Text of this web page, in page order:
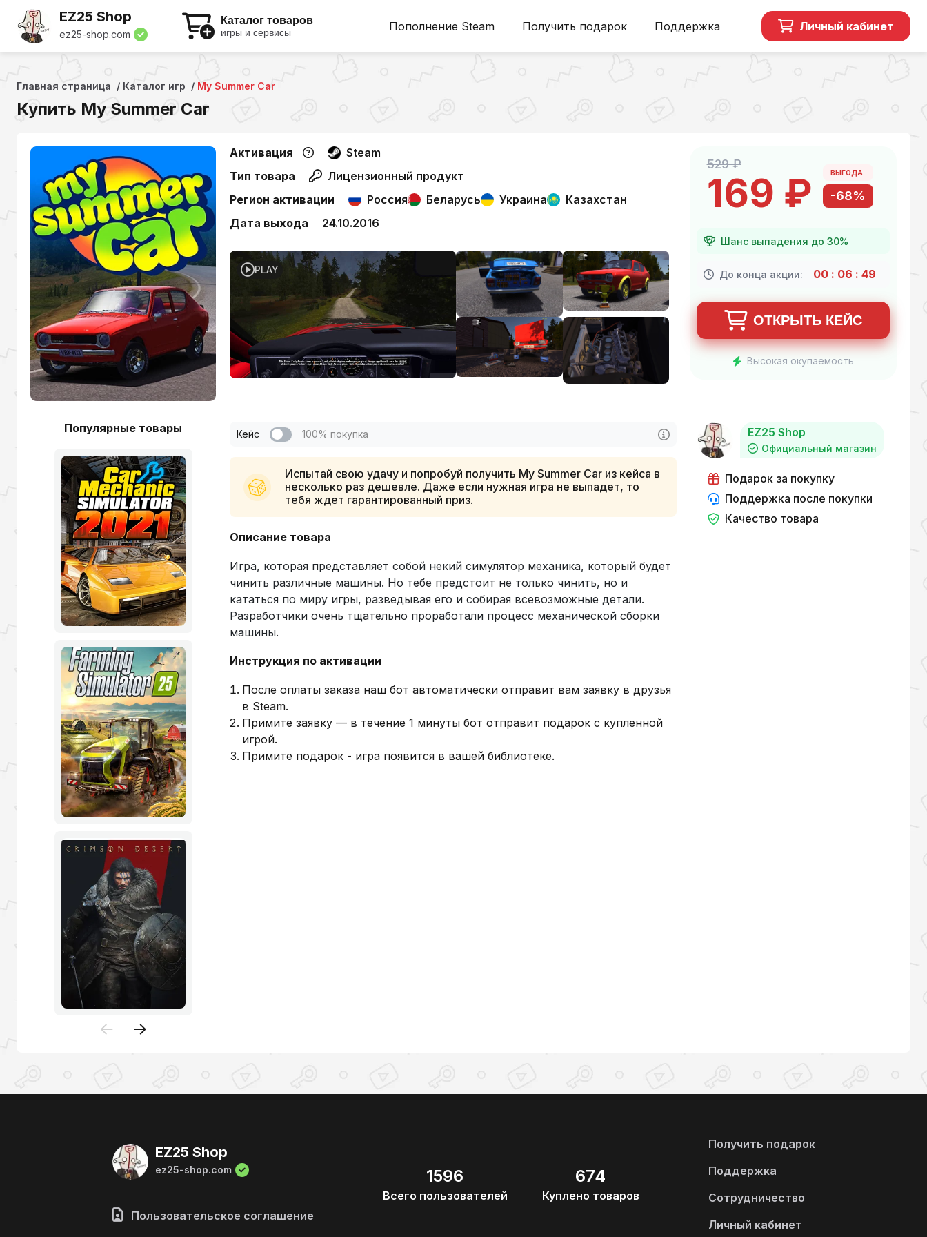
EZ25 Shop
ez25-shop.com
Каталог товаров
игры и сервисы Пополнение Steam Получить подарок Поддержка Личный кабинет
Главная страница Каталог игр My Summer Car
Купить My Summer Car
Активация
Steam
Тип товара
Лицензионный продукт
Регион активации
Россия Беларусь Украина
Казахстан
Дата выхода
24.10.2016
PLAY
529 ₽
169 ₽ ВЫГОДА
-68%
Шанс выпадения до 30%
До конца акции: 00 : 06 : 48
ОТКРЫТЬ КЕЙС
Высокая окупаемость
Популярные товары Кейс 100% покупка
Испытай свою удачу и попробуй получить My Summer Car из кейса в
несколько раз дешевле. Даже если нужная игра не выпадет, то
тебя ждет гарантированный приз.
Описание товара
Игра, которая представляет собой некий симулятор механика, который будет
чинить различные машины. Но тебе предстоит не только чинить, но и
кататься по миру игры, разведывая его и собирая всевозможные детали.
Разработчики очень тщательно проработали процесс механической сборки
машины.
Инструкция по активации
После оплаты заказа наш бот автоматически отправит вам заявку в друзья
в Steam.
Примите заявку — в течение 1 минуты бот отправит подарок с купленной
игрой.
Примите подарок - игра появится в вашей библиотеке.
EZ25 Shop
Официальный магазин
Подарок за покупку
Поддержка после покупки
Качество товара
EZ25 Shop
ez25-shop.com
Пользовательское соглашение
1596
Всего пользователей
674
Куплено товаров
Получить подарок
Поддержка
Сотрудничество
Личный кабинет